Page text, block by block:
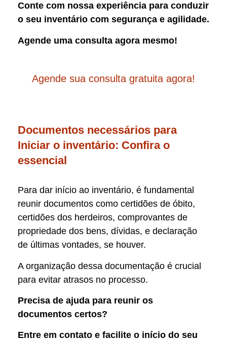
Conte com nossa experiência para conduzir
o seu inventário com segurança e agilidade.
Agende uma consulta agora mesmo!
Agende sua consulta gratuita agora!
Documentos necessários para
Iniciar o inventário: Confira o
essencial
Para dar início ao inventário, é fundamental
reunir documentos como certidões de óbito,
certidões dos herdeiros, comprovantes de
propriedade dos bens, dívidas, e declaração
de últimas vontades, se houver.
A organização dessa documentação é crucial
para evitar atrasos no processo.
Precisa de ajuda para reunir os
documentos certos?
Entre em contato e facilite o início do seu